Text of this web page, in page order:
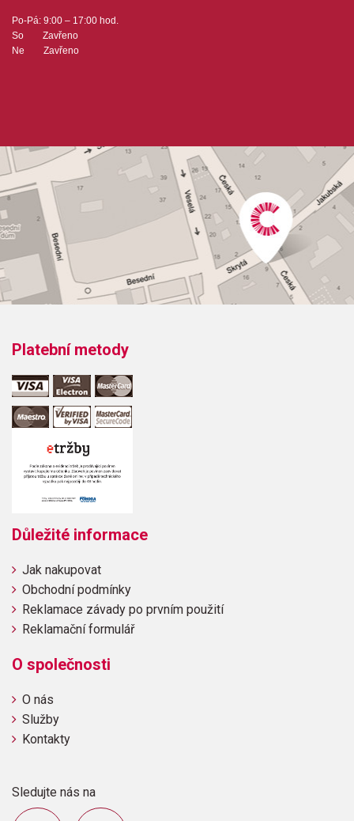
Po-Pá: 9:00 – 17:00 hod.
So Zavřeno
Ne Zavřeno
Platební metody
Důležité informace
Jak nakupovat
Obchodní podmínky
Reklamace závady po prvním použití
Reklamační formulář
O společnosti
O nás
Služby
Kontakty
Sledujte nás na